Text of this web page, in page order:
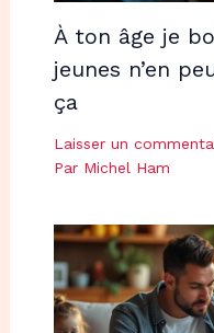
À ton âge je
jeunes n’en
ça
Laisser un
Par Michel Ham